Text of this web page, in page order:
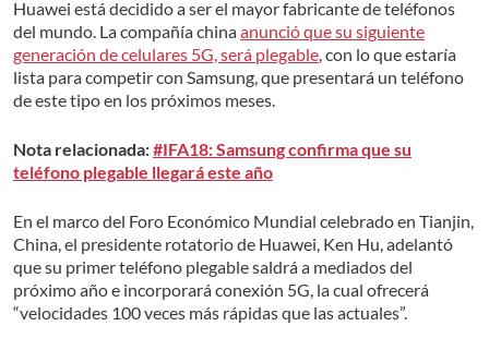
Huawei está decidido a ser el mayor fabricante de teléfonos
del mundo. La compañía chinaanunció que su siguiente
generación de celulares 5G, será plegable, con lo que estaría
lista para competir con Samsung, que presentará un teléfono
de este tipo en los próximos meses.
Nota relacionada:#IFA18: Samsung confirma que su
teléfono plegable llegará este año
En el marco del Foro Económico Mundial celebrado en Tianjin,
China, el presidente rotatorio de Huawei, Ken Hu, adelantó
que su primer teléfono plegable saldrá a mediados del
próximo año e incorporará conexión 5G, la cual ofrecerá
“velocidades 100 veces más rápidas que las actuales”.